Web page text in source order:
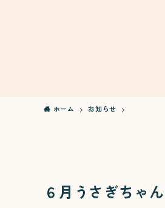
ホーム お知らせ
６月うさぎちゃ